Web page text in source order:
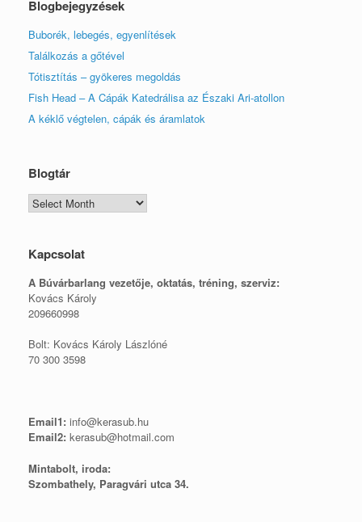
Blogbejegyzések
Buborék, lebegés, egyenlítések
Találkozás a gőtével
Tótisztítás – gyökeres megoldás
Fish Head – A Cápák Katedrálisa az Északi Ari-atollon
A kéklő végtelen, cápák és áramlatok
Blogtár
Blogtár
Kapcsolat
A Búvárbarlang vezetője, oktatás, tréning, szerviz:
Kovács Károly
209660998
Bolt: Kovács Károly Lászlóné
70 300 3598
Email1: info@kerasub.hu
Email2: kerasub@hotmail.com
Mintabolt, iroda:
Szombathely, Paragvári utca 34.